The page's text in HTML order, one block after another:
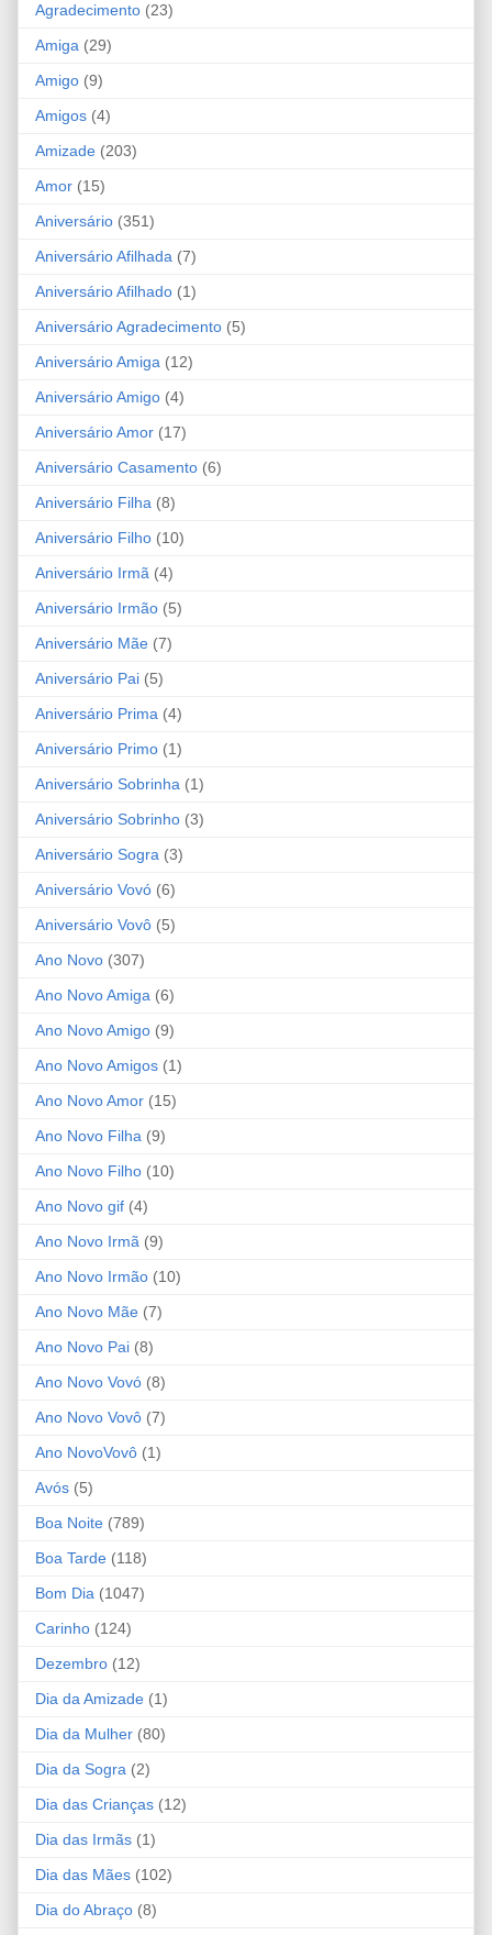
Agradecimento (23)
Amiga (29)
Amigo (9)
Amigos (4)
Amizade (203)
Amor (15)
Aniversário (351)
Aniversário Afilhada (7)
Aniversário Afilhado (1)
Aniversário Agradecimento (5)
Aniversário Amiga (12)
Aniversário Amigo (4)
Aniversário Amor (17)
Aniversário Casamento (6)
Aniversário Filha (8)
Aniversário Filho (10)
Aniversário Irmã (4)
Aniversário Irmão (5)
Aniversário Mãe (7)
Aniversário Pai (5)
Aniversário Prima (4)
Aniversário Primo (1)
Aniversário Sobrinha (1)
Aniversário Sobrinho (3)
Aniversário Sogra (3)
Aniversário Vovó (6)
Aniversário Vovô (5)
Ano Novo (307)
Ano Novo Amiga (6)
Ano Novo Amigo (9)
Ano Novo Amigos (1)
Ano Novo Amor (15)
Ano Novo Filha (9)
Ano Novo Filho (10)
Ano Novo gif (4)
Ano Novo Irmã (9)
Ano Novo Irmão (10)
Ano Novo Mãe (7)
Ano Novo Pai (8)
Ano Novo Vovó (8)
Ano Novo Vovô (7)
Ano NovoVovô (1)
Avós (5)
Boa Noite (789)
Boa Tarde (118)
Bom Dia (1047)
Carinho (124)
Dezembro (12)
Dia da Amizade (1)
Dia da Mulher (80)
Dia da Sogra (2)
Dia das Crianças (12)
Dia das Irmãs (1)
Dia das Mães (102)
Dia do Abraço (8)